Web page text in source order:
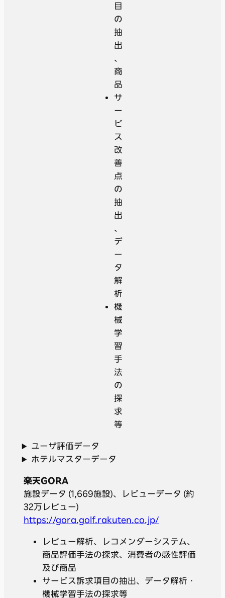
目
の
抽
出
、
商
品
サ
ー
ビ
ス
改
善
点
の
抽
出
、
デ
ー
タ
解
析
機
械
学
習
手
法
の
探
求
等
ユーザ評価データ
ホテルマスターデータ
楽天GORA
施設データ (1,669施設)、レビューデータ (約
32万レビュー)
https://gora.golf.rakuten.co.jp/
レビュー解析、レコメンダーシステム、
商品評価手法の探求、消費者の感性評価
及び商品
サービス訴求項目の抽出、データ解析・
機械学習手法の探求等